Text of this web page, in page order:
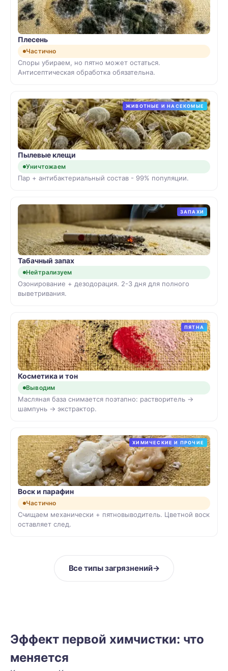
Плесень
Частично
Споры убираем, но пятно может остаться.
Антисептическая обработка обязательна.
ЖИВОТНЫЕ И НАСЕКОМЫЕ
Пылевые клещи
Уничтожаем
Пар + антибактериальный состав - 99% популяции.
ЗАПАХИ
Табачный запах
Нейтрализуем
Озонирование + дезодорация. 2-3 дня для полного
выветривания.
ПЯТНА
Косметика и тон
Выводим
Масляная база снимается поэтапно: растворитель →
шампунь → экстрактор.
ХИМИЧЕСКИЕ И ПРОЧИЕ
Воск и парафин
Частично
Счищаем механически + пятновыводитель. Цветной воск
оставляет след.
Все типы загрязнений→
Эффект первой химчистки: что
меняется